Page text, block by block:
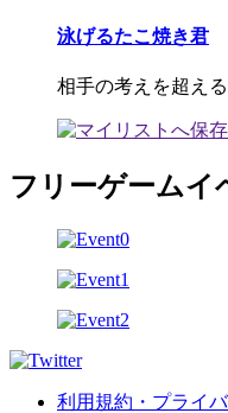
泳げるたこ焼き君
相手の考えを超え
フリーゲームイ
利用規約・プライ